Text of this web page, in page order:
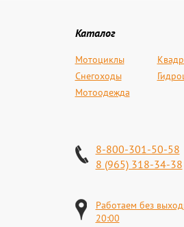
Каталог
Мотоциклы
Снегоходы
Мотоодежда
8-800-301-50-58
8 (965) 318-34-38
Работаем без
20:00